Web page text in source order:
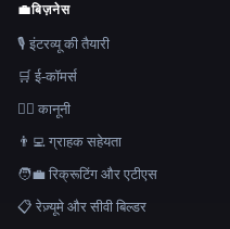
💼बिज़नेस
🎙️ इंटरव्यू की तैयारी
🛒 ई-कॉमर्स
👩‍⚖️ कानूनी
👨‍💻 ग्राहक सहेयता
🧑‍💼 रिक्रूटिंग और एटीएस
📋 रेज़्यूमे और सीवी बिल्डर